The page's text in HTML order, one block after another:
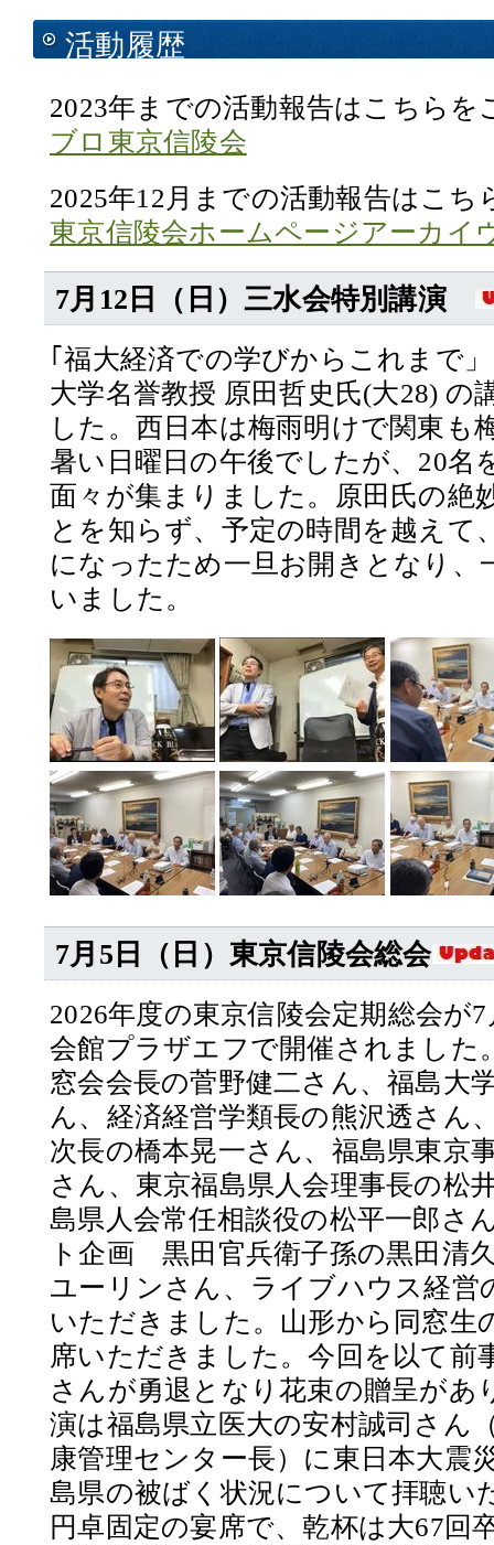
活動履歴
2023年までの活動報告はこちら
ブロ東京信陵会
2025年12月までの活動報告はこち
東京信陵会ホームページアーカイ
7月12日（日）三水会特別講演
｢福大経済での学びからこれまで
大学名誉教授 原田哲史氏(大28) の
した。西日本は梅雨明けで関東も
暑い日曜日の午後でしたが、20名
面々が集まりました。原田氏の絶
とを知らず、予定の時間を越えて
になったため一旦お開きとなり、
いました。
7月5日（日）東京信陵会総会
2026年度の東京信陵会定期総会が
会館プラザエフで開催されました
窓会会長の菅野健二さん、福島大
ん、経済経営学類長の熊沢透さん
次長の橋本晃一さん、福島県東京
さん、東京福島県人会理事長の松
島県人会常任相談役の松平一郎さ
ト企画 黒田官兵衛子孫の黒田清
ユーリンさん、ライブハウス経営
いただきました。山形から同窓生
席いただきました。今回を以て前
さんが勇退となり花束の贈呈があ
演は福島県立医大の安村誠司さん
康管理センター長）に東日本大震
島県の被ばく状況について拝聴い
円卓固定の宴席で、乾杯は大67回